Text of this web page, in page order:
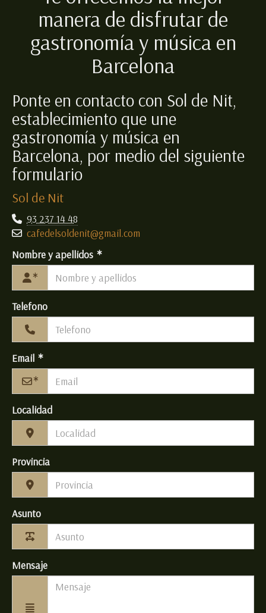
manera de disfrutar de
gastronomía y música en
Barcelona
Ponte en contacto con Sol de Nit,
establecimiento que une
gastronomía y música en
Barcelona, por medio del siguiente
formulario
Sol de Nit
93 237 14 48
cafedelsoldenit
gmail.com
Nombre y apellidos
Telefono
Email
Localidad
Provincia
Asunto
Mensaje